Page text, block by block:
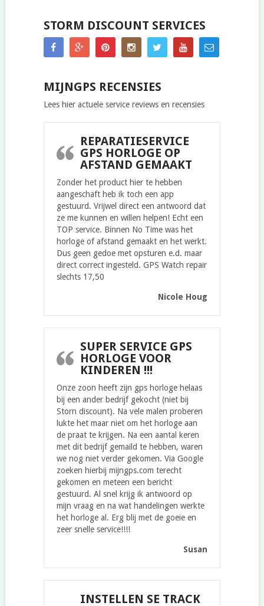
STORM DISCOUNT SERVICES
MIJNGPS RECENSIES
Lees hier actuele service reviews en recensies
REPARATIESERVICE
GPS HORLOGE OP
AFSTAND GEMAAKT
Zonder het product hier te hebben
aangeschaft heb ik toch een app
gestuurd. Vrijwel direct een antwoord dat
ze me kunnen en willen helpen! Echt een
TOP service. Binnen No Time was het
horloge of afstand gemaakt en het werkt.
Dus geen gedoe met opsturen e.d. maar
direct correct ingesteld. GPS Watch repair
slechts 17,50
Nicole Houg
SUPER SERVICE GPS
HORLOGE VOOR
KINDEREN !!!
Onze zoon heeft zijn gps horloge helaas
bij een ander bedrijf gekocht (niet bij
Storn discount). Na vele malen proberen
lukte het maar niet om het horloge aan
de praat te krijgen. Na een aantal keren
met dit bedrijf gemaild te hebben, waren
we nog niet verder gekomen. Via Google
zoeken hierbij mijngps.com terecht
gekomen en meteen een bericht
gestuurd. Al snel krijg ik antwoord op
mijn vraag en na wat handelingen werkte
het horloge al. Erg blij met de goeie en
zeer snelle service!!!!
Susan
INSTELLEN SE TRACK